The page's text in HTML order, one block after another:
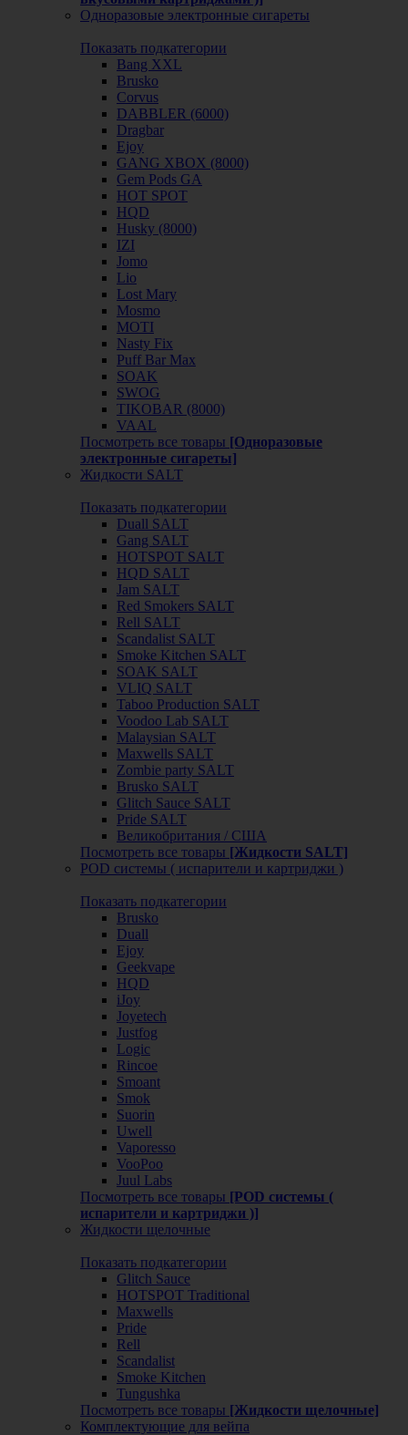
Одноразовые электронные сигареты
Показать подкатегории
Bang XXL
Brusko
Corvus
DABBLER (6000)
Dragbar
Ejoy
GANG XBOX (8000)
Gem Pods GA
HOT SPOT
HQD
Husky (8000)
IZI
Jomo
Lio
Lost Mary
Mosmo
MOTI
Nasty Fix
Puff Bar Max
SOAK
SWOG
TIKOBAR (8000)
VAAL
Посмотреть все товары [Одноразовые
электронные сигареты]
Жидкости SALT
Показать подкатегории
Duall SALT
Gang SALT
HOTSPOT SALT
HQD SALT
Jam SALT
Red Smokers SALT
Rell SALT
Scandalist SALT
Smoke Kitchen SALT
SOAK SALT
VLIQ SALT
Taboo Production SALT
Voodoo Lab SALT
Malaysian SALT
Maxwells SALT
Zombie party SALT
Brusko SALT
Glitch Sauce SALT
Pride SALT
Великобритания / США
Посмотреть все товары [Жидкости SALT]
POD системы ( испарители и картриджи )
Показать подкатегории
Brusko
Duall
Ejoy
Geekvape
HQD
iJoy
Joyetech
Justfog
Logic
Rincoe
Smoant
Smok
Suorin
Uwell
Vaporesso
VooPoo
Juul Labs
Посмотреть все товары [POD системы (
испарители и картриджи )]
Жидкости щелочные
Показать подкатегории
Glitch Sauce
HOTSPOT Traditional
Maxwells
Pride
Rell
Scandalist
Smoke Kitchen
Tungushka
Посмотреть все товары [Жидкости щелочные]
Комплектующие для вейпа